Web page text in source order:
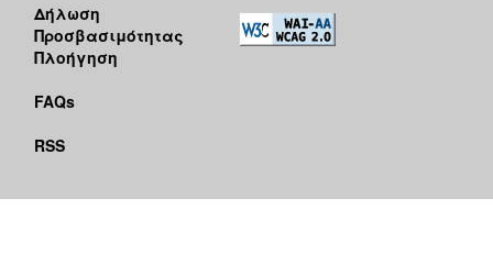
Δήλωση
Προσβασιμότητας
Πλοήγηση
FAQs
RSS